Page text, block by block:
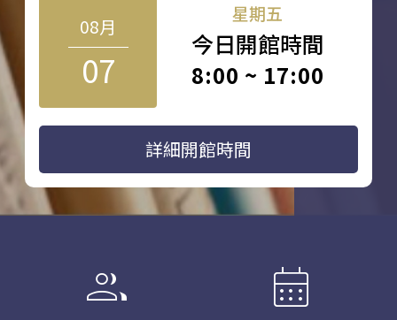
08月
07
星期五
今日開館時間
8:00 ~ 17:00
詳細開館時間
group calendar_month